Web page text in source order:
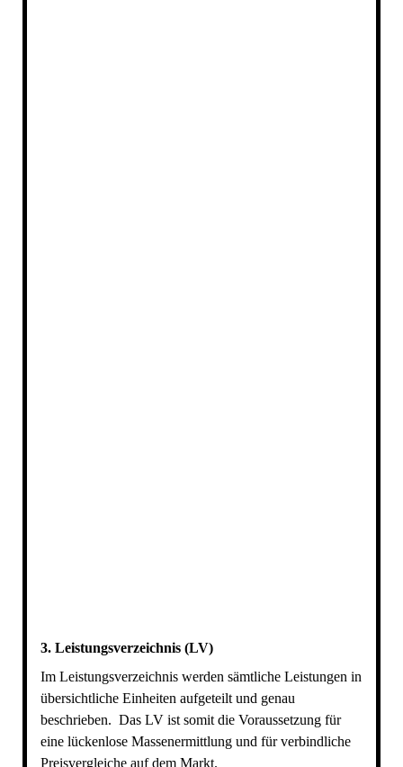
3. Leistungsverzeichnis (LV)
Im Leistungsverzeichnis werden sämtliche Leistungen in
übersichtliche Einheiten aufgeteilt und genau
beschrieben. Das LV ist somit die Voraussetzung für
eine lückenlose Massenermittlung und für verbindliche
Preisvergleiche auf dem Markt.